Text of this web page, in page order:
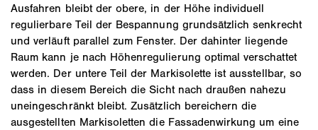
Ausfahren bleibt der obere, in der Höhe individuell
regulierbare Teil der Bespannung grundsätzlich senkrecht
und verläuft parallel zum Fenster. Der dahinter liegende
Raum kann je nach Höhenregulierung optimal verschattet
werden. Der untere Teil der Markisolette ist ausstellbar, so
dass in diesem Bereich die Sicht nach draußen nahezu
uneingeschränkt bleibt. Zusätzlich bereichern die
ausgestellten Markisoletten die Fassadenwirkung um eine